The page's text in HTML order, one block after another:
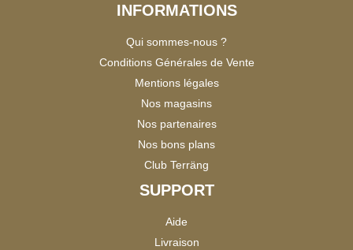
INFORMATIONS
Qui sommes-nous ?
Conditions Générales de Vente
Mentions légales
Nos magasins
Nos partenaires
Nos bons plans
Club Terräng
SUPPORT
Aide
Livraison